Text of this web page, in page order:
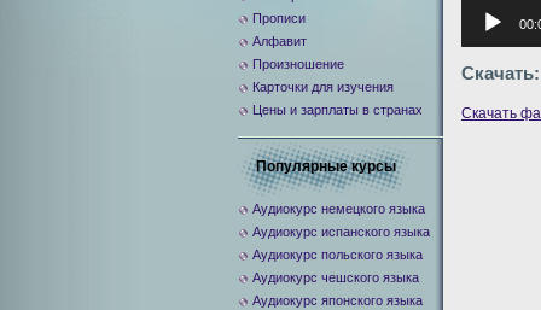
Аудиоплеер
Скачать:
Скачать
Прописи
Алфавит
Произношение
Карточки для изучения
Цены и зарплаты в странах
Популярные курсы
Аудиокурс немецкого языка
Аудиокурс испанского языка
Аудиокурс польского языка
Аудиокурс чешского языка
Аудиокурс японского языка